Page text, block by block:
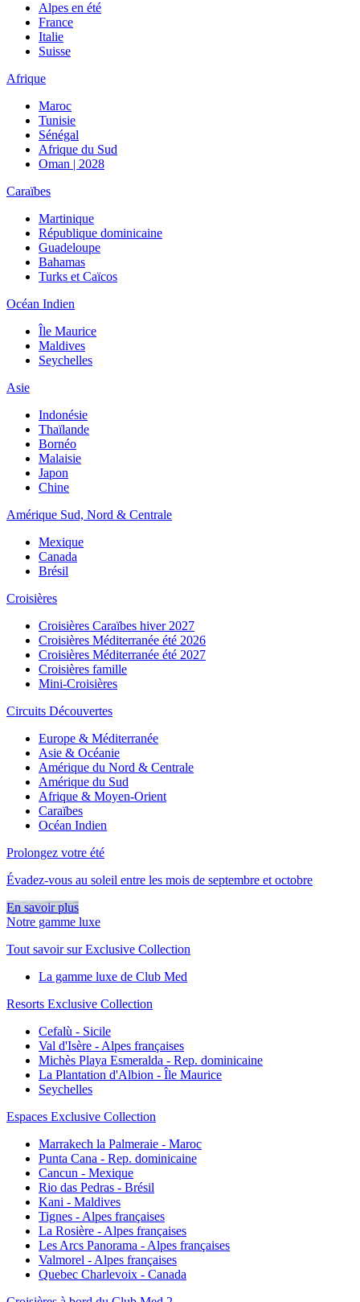
Alpes en été
France
Italie
Suisse
Afrique
Maroc
Tunisie
Sénégal
Afrique du Sud
Oman | 2028
Caraïbes
Martinique
République dominicaine
Guadeloupe
Bahamas
Turks et Caïcos
Océan Indien
Île Maurice
Maldives
Seychelles
Asie
Indonésie
Thaïlande
Bornéo
Malaisie
Japon
Chine
Amérique Sud, Nord & Centrale
Mexique
Canada
Brésil
Croisières
Croisières Caraïbes hiver 2027
Croisières Méditerranée été 2026
Croisières Méditerranée été 2027
Croisières famille
Mini-Croisières
Circuits Découvertes
Europe & Méditerranée
Asie & Océanie
Amérique du Nord & Centrale
Amérique du Sud
Afrique & Moyen-Orient
Caraïbes
Océan Indien
Prolongez votre été
Évadez-vous au soleil entre les mois de septembre et octobre
En savoir plus
Notre gamme luxe
Tout savoir sur Exclusive Collection
La gamme luxe de Club Med
Resorts Exclusive Collection
Cefalù - Sicile
Val d'Isère - Alpes françaises
Michès Playa Esmeralda - Rep. dominicaine
La Plantation d'Albion - Île Maurice
Seychelles
Espaces Exclusive Collection
Marrakech la Palmeraie - Maroc
Punta Cana - Rep. dominicaine
Cancun - Mexique
Rio das Pedras - Brésil
Kani - Maldives
Tignes - Alpes françaises
La Rosière - Alpes françaises
Les Arcs Panorama - Alpes françaises
Valmorel - Alpes françaises
Quebec Charlevoix - Canada